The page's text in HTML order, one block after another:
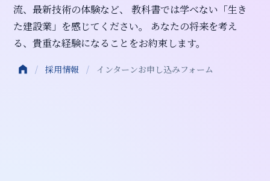
流、最新技術の体験など、 教科書では学べない「生き
た建設業」を感じてください。 あなたの将来を考え
る、貴重な経験になることをお約束します。
/ 採用情報 / インターンお申し込みフォーム